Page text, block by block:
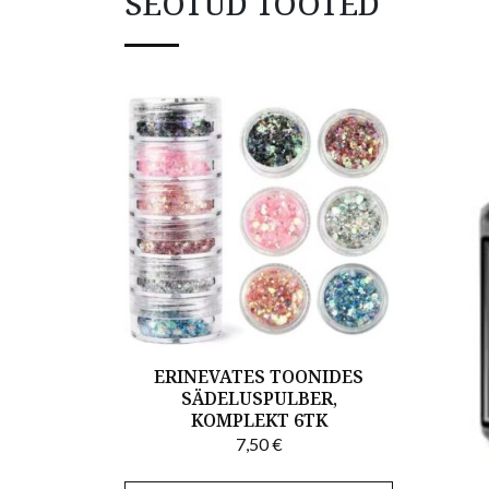
ERINEVATES TOONIDES
SÄDELUSPULBER,
KOMPLEKT 6TK
7,50€